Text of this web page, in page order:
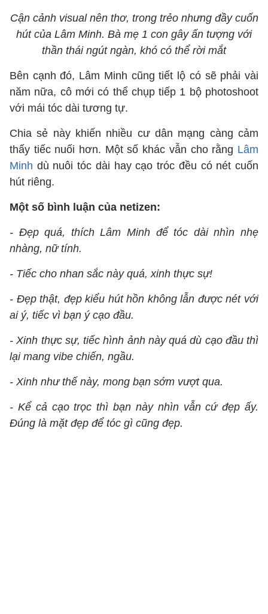
Cận cảnh visual nên thơ, trong trẻo nhưng đầy cuốn
hút của Lâm Minh. Bà mẹ 1 con gây ấn tượng với
thần thái ngút ngàn, khó có thể rời mắt
Bên cạnh đó, Lâm Minh cũng tiết lộ có sẽ phải vài
năm nữa, cô mới có thể chụp tiếp 1 bộ photoshoot
với mái tóc dài tương tự.
Chia sẻ này khiến nhiều cư dân mạng càng cảm
thấy tiếc nuối hơn. Một số khác vẫn cho rằng Lâm
Minh dù nuôi tóc dài hay cạo tróc đều có nét cuốn
hút riêng.
Một số bình luận của netizen:
- Đẹp quá, thích Lâm Minh để tóc dài nhìn nhẹ
nhàng, nữ tính.
- Tiếc cho nhan sắc này quá, xinh thực sự!
- Đẹp thật, đẹp kiểu hút hồn không lẫn được nét với
ai ý, tiếc vì bạn ý cạo đầu.
- Xinh thực sự, tiếc hình ảnh này quá dù cạo đầu thì
lại mang vibe chiến, ngầu.
- Xinh như thế này, mong bạn sớm vượt qua.
- Kể cả cạo trọc thì bạn này nhìn vẫn cứ đẹp ấy.
Đúng là mặt đẹp để tóc gì cũng đẹp.